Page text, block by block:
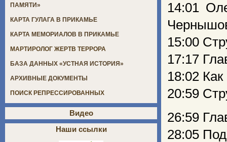
14:01
15:00
17:17
18:02
20:59
26:59
28:05
ПАМЯТИ»
КАРТА ГУЛАГА В ПРИКАМЬЕ
КАРТА МЕМОРИАЛОВ В ПРИКАМЬЕ
МАРТИРОЛОГ ЖЕРТВ ТЕРРОРА
БАЗА ДАННЫХ «УСТНАЯ ИСТОРИЯ»
АРХИВНЫЕ ДОКУМЕНТЫ
ПОИСК РЕПРЕССИРОВАННЫХ
Видео
Наши ссылки